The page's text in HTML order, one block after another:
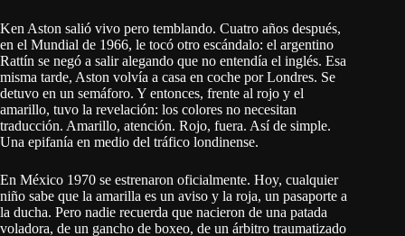
Ken Aston salió vivo pero temblando. Cuatro años después,
en el Mundial de 1966, le tocó otro escándalo: el argentino
Rattín se negó a salir alegando que no entendía el inglés. Esa
misma tarde, Aston volvía a casa en coche por Londres. Se
detuvo en un semáforo. Y entonces, frente al rojo y el
amarillo, tuvo la revelación: los colores no necesitan
traducción. Amarillo, atención. Rojo, fuera. Así de simple.
Una epifanía en medio del tráfico londinense.
En México 1970 se estrenaron oficialmente. Hoy, cualquier
niño sabe que la amarilla es un aviso y la roja, un pasaporte a
la ducha. Pero nadie recuerda que nacieron de una patada
voladora, de un gancho de boxeo, de un árbitro traumatizado